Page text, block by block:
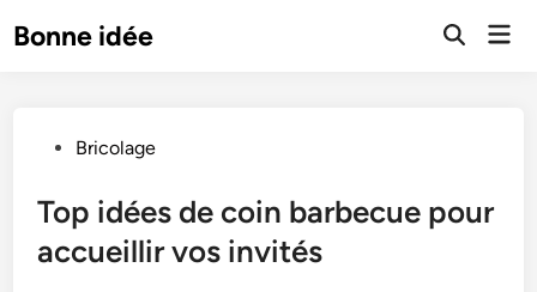
toBonne idée
Open
PostedBricolage
Top idées de coin barbecue pour
accueillir vos invités